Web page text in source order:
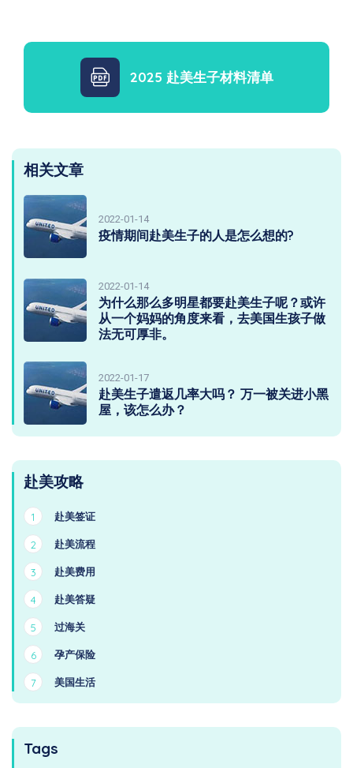
2025 赴美生子材料清单
相关文章
2022-01-14
疫情期间赴美生子的人是怎么想的?
2022-01-14
为什么那么多明星都要赴美生子呢？或许
从一个妈妈的角度来看，去美国生孩子做
法无可厚非。
2022-01-17
赴美生子遣返几率大吗？ 万一被关进小黑
屋，该怎么办？
赴美攻略
1 赴美签证
2 赴美流程
3 赴美费用
4 赴美答疑
5 过海关
6 孕产保险
7 美国生活
Tags